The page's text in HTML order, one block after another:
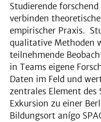
Studierende
verbinden
empirischer Praxis.
qualitative Methoden
teilnehmende
in Teams eigene
Daten im Feld und
zentrales Element des
Exkursion zu einer
Bildungsort anígo